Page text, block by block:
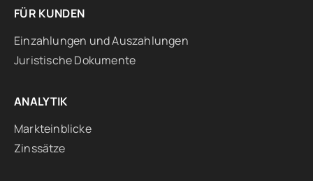
FÜR KUNDEN
Einzahlungen und Auszahlungen
Juristische Dokumente
ANALYTIK
Markteinblicke
Zinssätze